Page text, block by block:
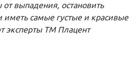
выпадения, остановить
иметь самые густые и красивые
эксперты ТМ Плацент